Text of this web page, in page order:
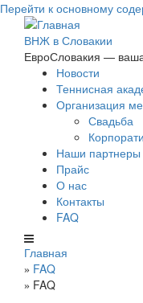
Перейти к основному
ВНЖ в Словакии
ЕвроСловакия —
Новости
Теннисная
Организация
Свадьба
Наши партнеры
Прайс
О нас
Контакты
FAQ
Главная
» FAQ
» FAQ